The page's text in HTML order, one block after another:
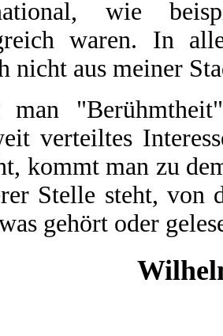
wie
waren. In
nicht aus meiner
man
verteiltes
kommt man zu
Stelle steht, von
gehört oder